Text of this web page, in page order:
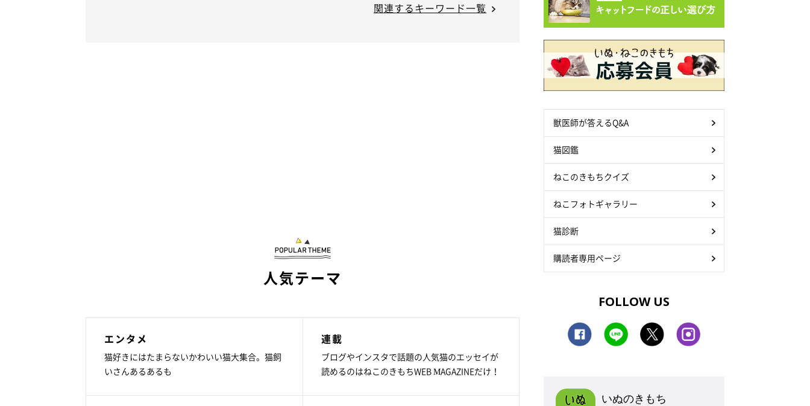
関連するキーワード一覧
人気テーマ
エンタメ
猫好きにはたまらないかわいい猫大集合。猫飼
いさんあるあるも
連載
ブログやインスタで話題の人気猫のエッセイが
読めるのはねこのきもちWEB MAGAZINEだけ！
獣医師が答えるQ&A
猫図鑑
ねこのきもちクイズ
ねこフォトギャラリー
猫診断
購読者専用ページ
FOLLOW US
いぬのきもち